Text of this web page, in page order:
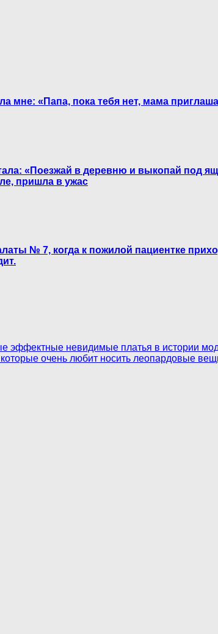
мне: «Папа, пока тебя нет, мама
«Поезжай в деревню и выкопай под
пришла в ужас
№ 7, когда к пожилой пациентке
эффектные невидимые платья в истории
очень любит носить леопардовые